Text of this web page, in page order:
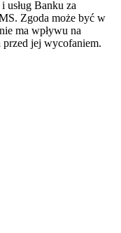
usług Banku za
Zgoda może być w
ma wpływu na
przed jej wycofaniem.